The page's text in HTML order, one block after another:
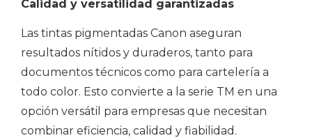
Calidad y versatilidad garantizadas
Las tintas pigmentadas Canon aseguran
resultados nítidos y duraderos, tanto para
documentos técnicos como para cartelería a
todo color. Esto convierte a la serie TM en una
opción versátil para empresas que necesitan
combinar eficiencia, calidad y fiabilidad.